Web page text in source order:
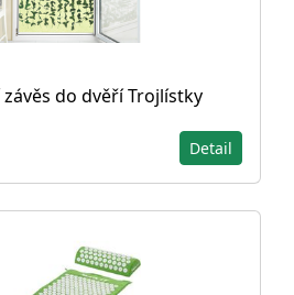
do dvěří Trojlístky
Detail